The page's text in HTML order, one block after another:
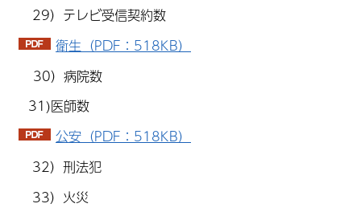
29）テレビ受信契約数
衛生（PDF：518KB）
30）病院数
31)医師数
公安（PDF：518KB）
32）刑法犯
33）火災